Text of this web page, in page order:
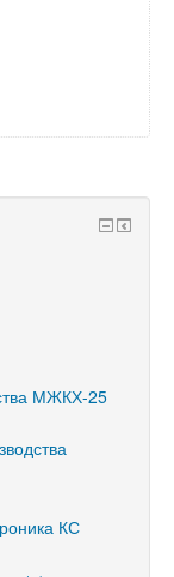
МЖКХ-25
КС